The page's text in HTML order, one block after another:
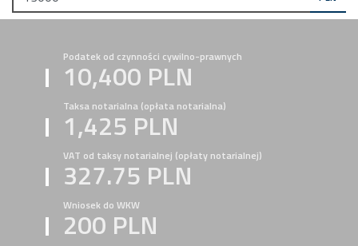
Podatek od czynności cywilno-prawnych
10,400 PLN
Taksa notarialna (opłata notarialna)
1,425 PLN
VAT od taksy notarialnej (opłaty notarialnej)
327.75 PLN
Wniosek do WKW
200 PLN